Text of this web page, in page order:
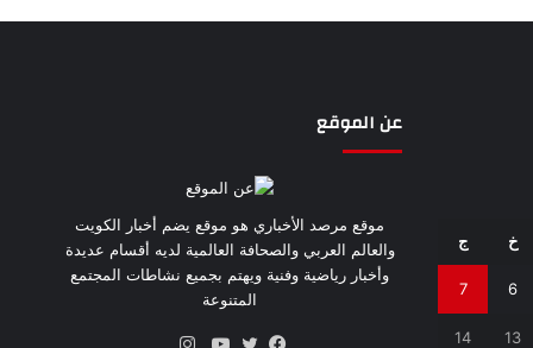
خ ج
6
7
13
14
عن الموقع
موقع مرصد الأخباري هو موقع يضم أخبار الكويت
والعالم العربي والصحافة العالمية لديه أقسام عديدة
وأخبار رياضية وفنية ويهتم بجميع نشاطات المجتمع
المتنوعة